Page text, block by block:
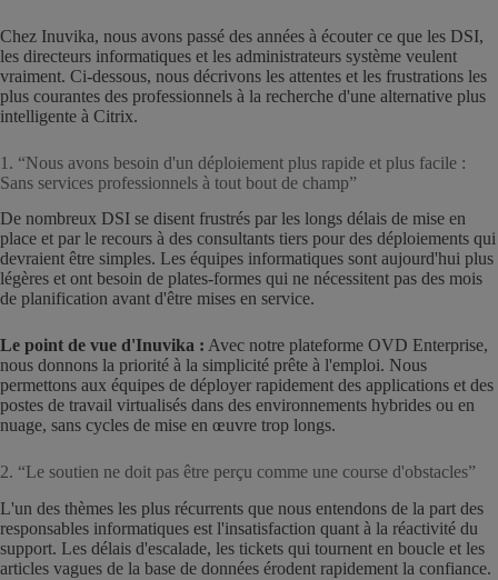
Chez Inuvika, nous avons passé des années à écouter ce que les DSI,
les directeurs informatiques et les administrateurs système veulent
vraiment. Ci-dessous, nous décrivons les attentes et les frustrations les
plus courantes des professionnels à la recherche d'une alternative plus
intelligente à Citrix.
1. “Nous avons besoin d'un déploiement plus rapide et plus facile :
Sans services professionnels à tout bout de champ”
De nombreux DSI se disent frustrés par les longs délais de mise en
place et par le recours à des consultants tiers pour des déploiements qui
devraient être simples. Les équipes informatiques sont aujourd'hui plus
légères et ont besoin de plates-formes qui ne nécessitent pas des mois
de planification avant d'être mises en service.
Le point de vue d'Inuvika : Avec notre plateforme OVD Enterprise,
nous donnons la priorité à la simplicité prête à l'emploi. Nous
permettons aux équipes de déployer rapidement des applications et des
postes de travail virtualisés dans des environnements hybrides ou en
nuage, sans cycles de mise en œuvre trop longs.
2. “Le soutien ne doit pas être perçu comme une course d'obstacles”
L'un des thèmes les plus récurrents que nous entendons de la part des
responsables informatiques est l'insatisfaction quant à la réactivité du
support. Les délais d'escalade, les tickets qui tournent en boucle et les
articles vagues de la base de données érodent rapidement la confiance.